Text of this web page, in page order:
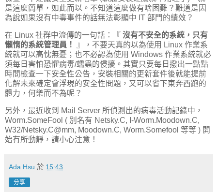
是這麼簡單，如此而以。不知道這麼做有啥困難？難道是因
為說如果沒有中毒事件的話無法彰顯中 IT 部門的績效？
在 Linux 社群中流傳的一句話：『 沒有不安全的系統，只有
懶惰的系統管理員！
』，不要天真的以為使用 Linux 作業系
統就可以高忱無憂；也不必認為使用 Windows 作業系統就必
須每日害怕恐懼病毒/蠕蟲的侵擾。其實只要每日撥出一點點
時間檢查一下安全性公告，安裝相關的更新套件後就能提前
化解未來確定會浮現的安全性問題，又可以省下東奔西跑的
體力，何樂而不為呢？
另外，最近收到 Mail Server 所偵測出的病毒活動記錄中，
Worm.SomeFool ( 別名有 Netsky.C, I-Worm.Moodown.C,
W32/Netsky.C@mm, Moodown.C, Worm.Somefool 等等 ) 開
始有所動靜，請小心注意！
Ada Hsu 於 15:43
分享